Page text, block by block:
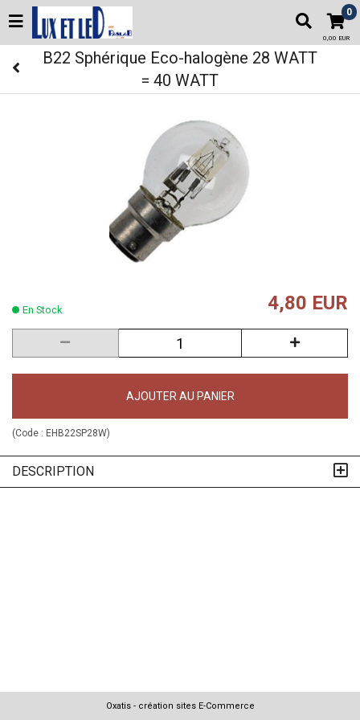
0
0,00 EUR
B22 Sphérique Eco-halogène 28 WATT
= 40 WATT
En Stock 4,80 EUR
AJOUTER AU PANIER
(Code : EHB22SP28W)
DESCRIPTION
Oxatis - création sites E-Commerce